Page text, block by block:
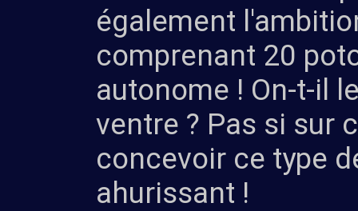
également
comprenant 20
autonome ! On-t-il
ventre ? Pas si sur
concevoir ce type
ahurissant !